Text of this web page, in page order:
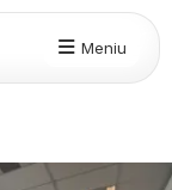
Meniu